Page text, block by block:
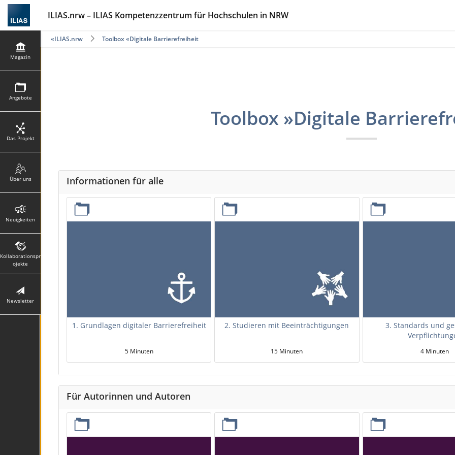
ILIAS.nrw – ILIAS Kompetenzzentrum für Hochschulen in NRW
Magazin
Angebote
Das Projekt
Über uns
Neuigkeiten
Kollaborationspr
ojekte
Newsletter
ILIAS.nrw Toolbox «Digitale Barrierefreiheit»
Toolbox »Digitale
Informationen für alle
1. Grundlagen digitaler Barrierefreiheit
5 Minuten
2. Studieren mit Beeinträchtigungen
15 Minuten
3. Standards und
4 Minuten
Für Autorinnen und Autoren